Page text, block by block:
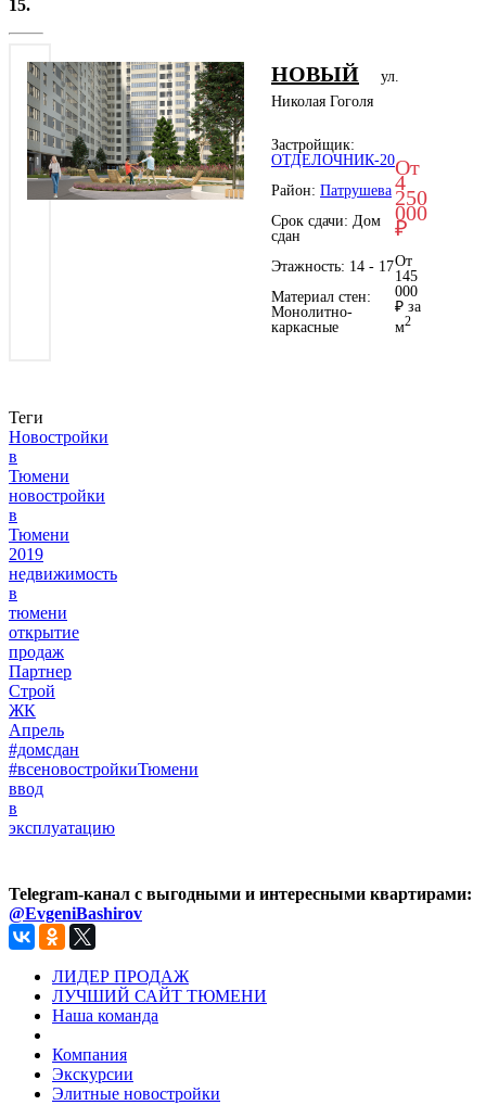
15.
НОВЫЙ
ул.
Николая Гоголя
Застройщик:
ОТДЕЛОЧНИК-20
Район: Патрушева
Срок сдачи: Дом
сдан
Этажность: 14 - 17
Материал стен:
Монолитно-
каркасные
От
4
250
000
₽
От
145
000
₽ за
м2
Теги
Новостройки
в
Тюмени
новостройки
в
Тюмени
2019
недвижимость
в
тюмени
открытие
продаж
Партнер
Строй
ЖК
Апрель
#домсдан
#всеновостройкиТюмени
ввод
в
эксплуатацию
Telegram-канал с выгодными и интересными квартирами:
@EvgeniBashirov
ЛИДЕР ПРОДАЖ
ЛУЧШИЙ САЙТ ТЮМЕНИ
Наша команда
Компания
Экскурсии
Элитные новостройки